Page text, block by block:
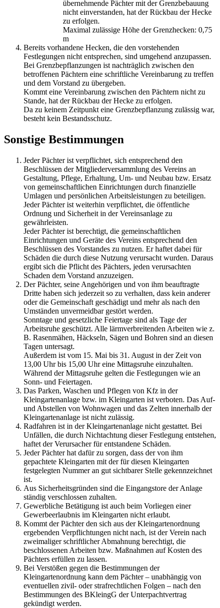
übernehmende Pächter mit der Grenzbebauung
nicht einverstanden, hat der Rückbau der Hecke
zu erfolgen.
Maximal zulässige Höhe der Grenzhecken: 0,75
m
Bereits vorhandene Hecken, die den vorstehenden
Festlegungen nicht entsprechen, sind umgehend anzupassen.
Bei Grenzbepflanzungen ist nachträglich zwischen den
betroffenen Pächtern eine schriftliche Vereinbarung zu treffen
und dem Vorstand zu übergeben.
Kommt eine Vereinbarung zwischen den Pächtern nicht zu
Stande, hat der Rückbau der Hecke zu erfolgen.
Da zu keinem Zeitpunkt eine Grenzbepflanzung zulässig war,
besteht kein Bestandsschutz.
Sonstige Bestimmungen
Jeder Pächter ist verpflichtet, sich entsprechend den
Beschlüssen der Mitgliederversammlung des Vereins an
Gestaltung, Pflege, Erhaltung, Um- und Neubau bzw. Ersatz
von gemeinschaftlichen Einrichtungen durch finanzielle
Umlagen und persönlichen Arbeitsleistungen zu beteiligen.
Jeder Pächter ist weiterhin verpflichtet, die öffentliche
Ordnung und Sicherheit in der Vereinsanlage zu
gewährleisten.
Jeder Pächter ist berechtigt, die gemeinschaftlichen
Einrichtungen und Geräte des Vereins entsprechend den
Beschlüssen des Vorstandes zu nutzen. Er haftet dabei für
Schäden die durch diese Nutzung verursacht wurden. Daraus
ergibt sich die Pflicht des Pächters, jeden verursachten
Schaden dem Vorstand anzuzeigen.
Der Pächter, seine Angehörigen und von ihm beauftragte
Dritte haben sich jederzeit so zu verhalten, dass kein anderer
oder die Gemeinschaft geschädigt und mehr als nach den
Umständen unvermeidbar gestört werden.
Sonntage und gesetzliche Feiertage sind als Tage der
Arbeitsruhe geschützt. Alle lärmverbreitenden Arbeiten wie z.
B. Rasenmähen, Häckseln, Sägen und Bohren sind an diesen
Tagen untersagt.
Außerdem ist vom 15. Mai bis 31. August in der Zeit von
13,00 Uhr bis 15,00 Uhr eine Mittagsruhe einzuhalten.
Während der Mittagsruhe gelten die Festlegungen wie an
Sonn- und Feiertagen.
Das Parken, Waschen und Pflegen von Kfz in der
Kleingartenanlage bzw. im Kleingarten ist verboten. Das Auf-
und Abstellen von Wohnwagen und das Zelten innerhalb der
Kleingartenanlage ist nicht zulässig.
Radfahren ist in der Kleingartenanlage nicht gestattet. Bei
Unfällen, die durch Nichtachtung dieser Festlegung entstehen,
haftet der Verursacher für entstandene Schäden.
Jeder Pächter hat dafür zu sorgen, dass der von ihm
gepachtete Kleingarten mit der für diesen Kleingarten
festgelegten Nummer an gut sichtbarer Stelle gekennzeichnet
ist.
Aus Sicherheitsgründen sind die Eingangstore der Anlage
ständig verschlossen zuhalten.
Gewerbliche Betätigung ist auch beim Vorliegen einer
Gewerbeerlaubnis im Kleingarten nicht erlaubt.
Kommt der Pächter den sich aus der Kleingartenordnung
ergebenden Verpflichtungen nicht nach, ist der Verein nach
zweimaliger schriftlicher Abmahnung berechtigt, die
beschlossenen Arbeiten bzw. Maßnahmen auf Kosten des
Pächters erfüllen zu lassen.
Bei Verstößen gegen die Bestimmungen der
Kleingartenordnung kann dem Pächter – unabhängig von
eventuellen zivil- oder strafrechtlichen Folgen – nach den
Bestimmungen des BKleingG der Unterpachtvertrag
gekündigt werden.